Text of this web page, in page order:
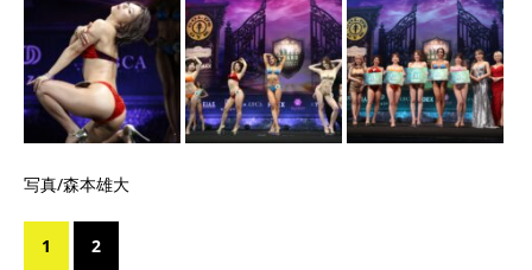
写真/森本雄大
1 2